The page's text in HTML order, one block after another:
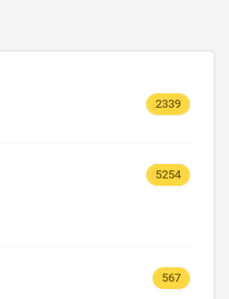
2339
5254
567